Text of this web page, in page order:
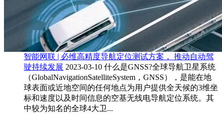
智能网联 | 必维高精度导航定位测试方案， 推动自动驾
驶持续发展 2023-03-10 什么是GNSS?全球导航卫星系统
（GlobalNavigationSatelliteSystem，GNSS），是能在地
球表面或近地空间的任何地点为用户提供全天候的3维坐
标和速度以及时间信息的空基无线电导航定位系统。其
中较为知名的全球4大卫...